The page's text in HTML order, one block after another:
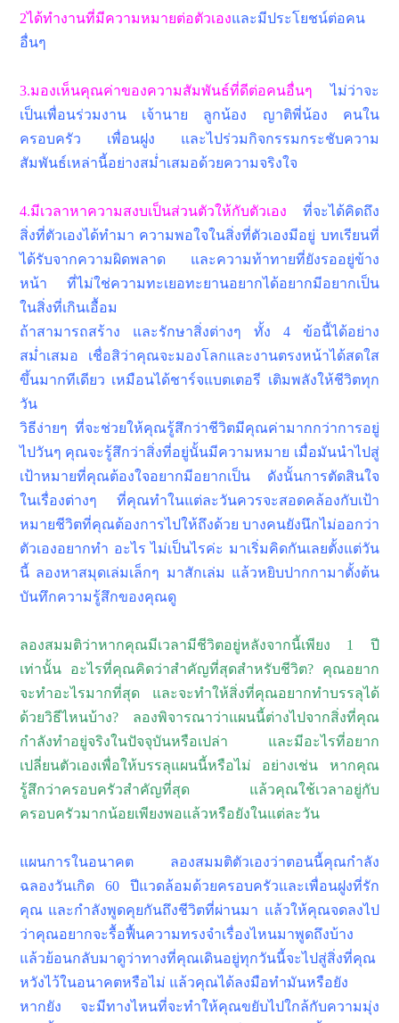
2ได้ทำงานที่มีความหมายต่อตัวเองและมีประโยชน์ต่อคน
อื่นๆ
3.มองเห็นคุณค่าของความสัมพันธ์ที่ดีต่อคนอื่นๆ ไม่ว่าจะ
เป็นเพื่อนร่วมงาน เจ้านาย ลูกน้อง ญาติพี่น้อง คนใน
ครอบครัว เพื่อนฝูง และไปร่วมกิจกรรมกระชับความ
สัมพันธ์เหล่านี้อย่างสม่ำเสมอด้วยความจริงใจ
4.มีเวลาหาความสงบเป็นส่วนตัวให้กับตัวเอง ที่จะได้คิดถึง
สิ่งที่ตัวเองได้ทำมา ความพอใจในสิ่งที่ตัวเองมีอยู่ บทเรียนที่
ได้รับจากความผิดพลาด และความท้าทายที่ยังรออยู่ข้าง
หน้า ที่ไม่ใช่ความทะเยอทะยานอยากได้อยากมีอยากเป็น
ในสิ่งที่เกินเอื้อม
ถ้าสามารถสร้าง และรักษาสิ่งต่างๆ ทั้ง 4 ข้อนี้ได้อย่าง
สม่ำเสมอ เชื่อสิว่าคุณจะมองโลกและงานตรงหน้าได้สดใส
ขึ้นมากทีเดียว เหมือนได้ชาร์จแบตเตอรี เติมพลังให้ชีวิตทุก
วัน
วิธีง่ายๆ ที่จะช่วยให้คุณรู้สึกว่าชีวิตมีคุณค่ามากกว่าการอยู่
ไปวันๆ คุณจะรู้สึกว่าสิ่งที่อยู่นั้นมีความหมาย เมื่อมันนำไปสู่
เป้าหมายที่คุณต้องใจอยากมีอยากเป็น ดังนั้นการตัดสินใจ
ในเรื่องต่างๆ ที่คุณทำในแต่ละวันควรจะสอดคล้องกับเป้า
หมายชีวิตที่คุณต้องการไปให้ถึงด้วย บางคนยังนึกไม่ออกว่า
ตัวเองอยากทำ อะไร ไม่เป็นไรค่ะ มาเริ่มคิดกันเลยตั้งแต่วัน
นี้ ลองหาสมุดเล่มเล็กๆ มาสักเล่ม แล้วหยิบปากกามาตั้งต้น
บันทึกความรู้สึกของคุณดู
ลองสมมติว่าหากคุณมีเวลามีชีวิตอยู่หลังจากนี้เพียง 1 ปี
เท่านั้น อะไรที่คุณคิดว่าสำคัญที่สุดสำหรับชีวิต? คุณอยาก
จะทำอะไรมากที่สุด และจะทำให้สิ่งที่คุณอยากทำบรรลุได้
ด้วยวิธีไหนบ้าง? ลองพิจารณาว่าแผนนี้ต่างไปจากสิ่งที่คุณ
กำลังทำอยู่จริงในปัจจุบันหรือเปล่า และมีอะไรที่อยาก
เปลี่ยนตัวเองเพื่อให้บรรลุแผนนี้หรือไม่ อย่างเช่น หากคุณ
รู้สึกว่าครอบครัวสำคัญที่สุด แล้วคุณใช้เวลาอยู่กับ
ครอบครัวมากน้อยเพียงพอแล้วหรือยังในแต่ละวัน
แผนการในอนาคต ลองสมมติตัวเองว่าตอนนี้คุณกำลัง
ฉลองวันเกิด 60 ปีแวดล้อมด้วยครอบครัวและเพื่อนฝูงที่รัก
คุณ และกำลังพูดคุยกันถึงชีวิตที่ผ่านมา แล้วให้คุณจดลงไป
ว่าคุณอยากจะรื้อฟื้นความทรงจำเรื่องไหนมาพูดถึงบ้าง
แล้วย้อนกลับมาดูว่าทางที่คุณเดินอยู่ทุกวันนี้จะไปสู่สิ่งที่คุณ
หวังไว้ในอนาคตหรือไม่ แล้วคุณได้ลงมือทำมันหรือยัง
หากยัง จะมีทางไหนที่จะทำให้คุณขยับไปใกล้กับความมุ่ง